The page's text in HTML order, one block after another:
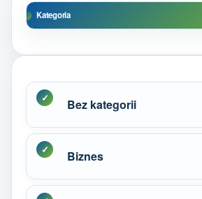
Kategoria
Bez kategorii
Biznes